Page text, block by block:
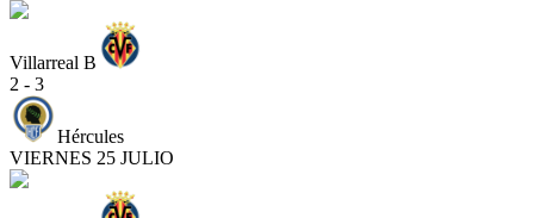
Villarreal B
2 - 3
Hércules
VIERNES 25 JULIO